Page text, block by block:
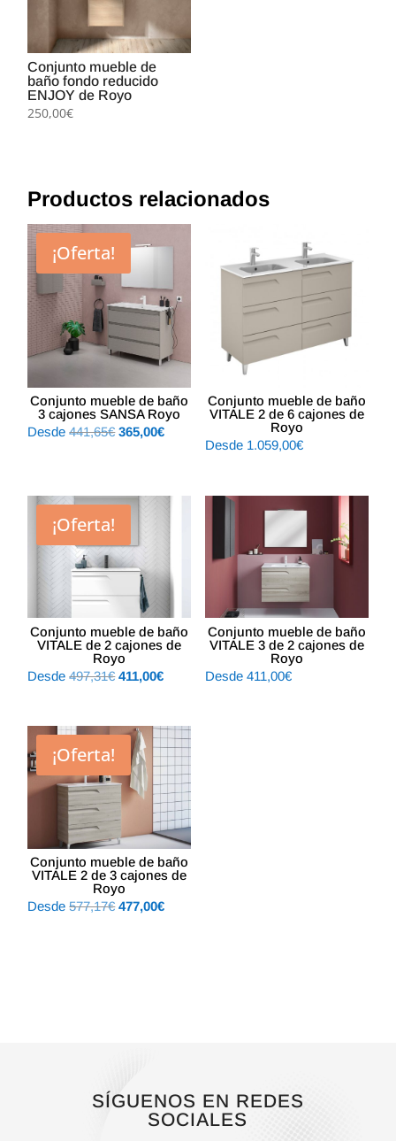
Conjunto mueble de
baño fondo reducido
ENJOY de Royo
250,00€
Productos relacionados
¡Oferta!
Conjunto mueble de baño
3 cajones SANSA Royo
Desde 441,65€ El
era:
365,00€El
es:
Conjunto mueble de baño
VITALE 2 de 6 cajones de
Royo
Desde 1.059,00€
¡Oferta!
Conjunto mueble de baño
VITALE de 2 cajones de
Royo
Desde 497,31€ El
era:
497,31€.
411,00€El
es:
411,00€.
Conjunto mueble de baño
VITALE 3 de 2 cajones de
Royo
Desde 411,00€
¡Oferta!
Conjunto mueble de baño
VITALE 2 de 3 cajones de
Royo
Desde 577,17€ El
477,00€El
SÍGUENOS EN REDES
SOCIALES